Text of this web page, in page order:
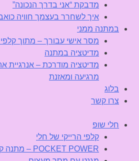
מדבקת “אני בדרך הנכונה”
איך לשחרר בעצמך חוויה
במתנה ממני
מסר אישי עבורך – מתוך קלפי
מדיטציה במתנה
מדיטציה מודרכת – אנרגיית
מרגיעה ומאזנת
בלוג
צרו קשר
חלי שופ
קלפי הרייקי של חלי
POCKET POWER – מתנה קטנה גדולה